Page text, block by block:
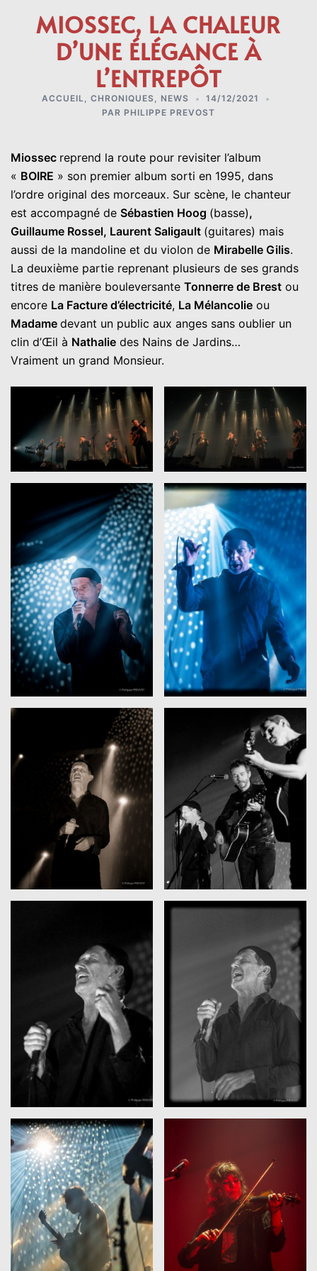
MIOSSEC, LA CHALEUR
D’UNE ÉLÉGANCE À
L’ENTREPÔT
ACCUEIL, CHRONIQUES , NEWS
14/12/2021
PAR PHILIPPE PREVOST
Miossec reprend la route pour revisiter l’album
« BOIRE » son premier album sorti en 1995, dans
l’ordre original des morceaux. Sur scène, le chanteur
est accompagné de Sébastien Hoog (basse),
Guillaume Rossel, Laurent Saligault (guitares) mais
aussi de la mandoline et du violon de Mirabelle Gilis.
La deuxième partie reprenant plusieurs de ses grands
titres de manière bouleversante Tonnerre de Brest ou
encore La Facture d’électricité, La Mélancolie ou
Madame devant un public aux anges sans oublier un
clin d’Œil à Nathalie des Nains de Jardins…
Vraiment un grand Monsieur.